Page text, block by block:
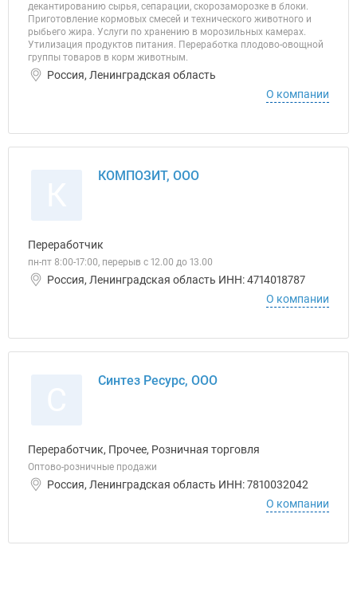
декантированию сырья, сепарации, скорозаморозке в блоки.
Приготовление кормовых смесей и технического животного и
рыбьего жира. Услуги по хранению в морозильных камерах.
Утилизация продуктов питания. Переработка плодово-овощной
группы товаров в корм животным.
Россия, Ленинградская область
О компании
КОМПОЗИТ, ООО
Переработчик
пн-пт 8:00-17:00, перерыв с 12.00 до 13.00
Россия, Ленинградская область ИНН: 4714018787
О компании
Синтез Ресурс, ООО
Переработчик, Прочее, Розничная торговля
Оптово-розничные продажи
Россия, Ленинградская область ИНН: 7810032042
О компании